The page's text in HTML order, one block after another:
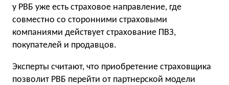
у РВБ уже есть страховое направление, где
совместно со сторонними страховыми
компаниями действует страхование ПВЗ,
покупателей и продавцов.
Эксперты считают, что приобретение страховщика
позволит РВБ перейти от партнерской модели